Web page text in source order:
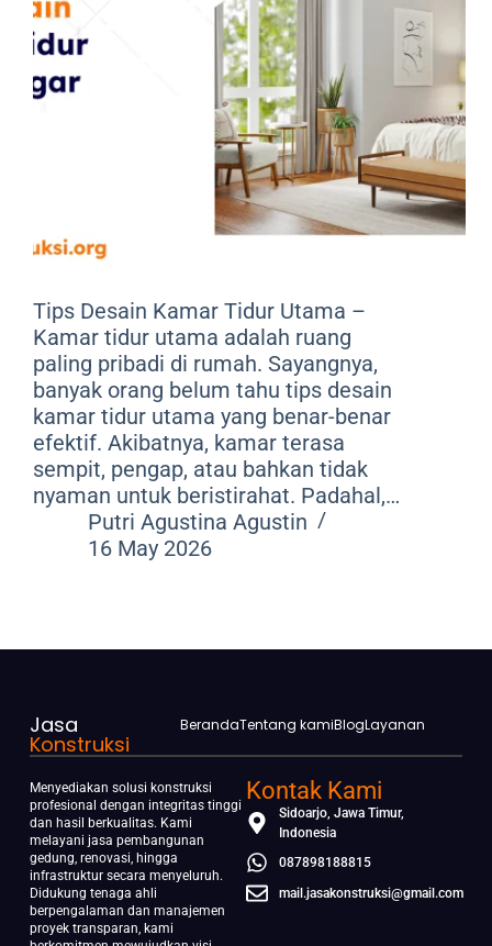
Tips Desain Kamar Tidur Utama –
Kamar tidur utama adalah ruang
paling pribadi di rumah. Sayangnya,
banyak orang belum tahu tips desain
kamar tidur utama yang benar-benar
efektif. Akibatnya, kamar terasa
sempit, pengap, atau bahkan tidak
nyaman untuk beristirahat. Padahal,…
Putri Agustina Agustin
16 May 2026
Jasa
Konstruksi
BerandaTentang kamiBlogLayanan
Menyediakan solusi konstruksi
profesional dengan integritas tinggi
dan hasil berkualitas. Kami
melayani jasa pembangunan
gedung, renovasi, hingga
infrastruktur secara menyeluruh.
Didukung tenaga ahli
berpengalaman dan manajemen
proyek transparan, kami
Kontak Kami
Sidoarjo, Jawa Timur,
Indonesia
087898188815
mail.jasakonstruksi@gmail.com